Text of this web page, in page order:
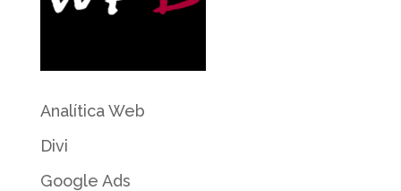
Analítica Web
Divi
Google Ads